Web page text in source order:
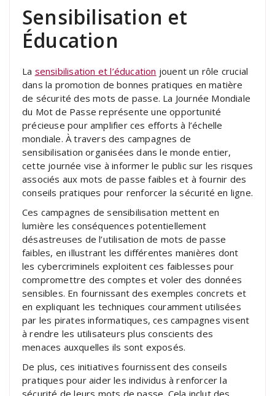
Sensibilisation et
Éducation
La sensibilisation et l’éducation jouent un rôle crucial
dans la promotion de bonnes pratiques en matière
de sécurité des mots de passe. La Journée Mondiale
du Mot de Passe représente une opportunité
précieuse pour amplifier ces efforts à l’échelle
mondiale. À travers des campagnes de
sensibilisation organisées dans le monde entier,
cette journée vise à informer le public sur les risques
associés aux mots de passe faibles et à fournir des
conseils pratiques pour renforcer la sécurité en ligne.
Ces campagnes de sensibilisation mettent en
lumière les conséquences potentiellement
désastreuses de l’utilisation de mots de passe
faibles, en illustrant les différentes manières dont
les cybercriminels exploitent ces faiblesses pour
compromettre des comptes et voler des données
sensibles. En fournissant des exemples concrets et
en expliquant les techniques couramment utilisées
par les pirates informatiques, ces campagnes visent
à rendre les utilisateurs plus conscients des
menaces auxquelles ils sont exposés.
De plus, ces initiatives fournissent des conseils
pratiques pour aider les individus à renforcer la